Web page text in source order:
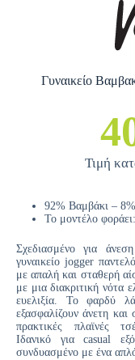
Γυναικείο
Τιμή
92% Βαμβάκι –
Το μοντέλο
Σχεδιασμένο για
γυναικείο jogger
με απαλή και σταθερή
με μια διακριτική νότα
ευελιξία. Το φαρδύ
εξασφαλίζουν άνετη
πρακτικές πλαϊνές
Ιδανικό για casual
συνδυασμένο με ένα